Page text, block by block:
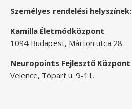
Személyes rendelési helyszínek:
Kamilla Életmódközpont
1094 Budapest, Márton utca 28.
Neuropoints Fejlesztő Központ
Velence, Tópart u. 9-11.